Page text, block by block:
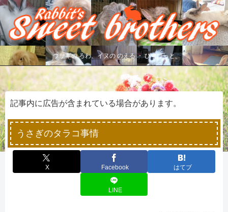
ウサギの ろわ、イヌの のえる ・ びすけっと
記事内に広告が含まれている場合があります。
うさぎのタラコ事情
X Facebook はてブ
LINE